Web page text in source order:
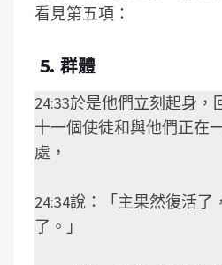
看見第五項：
5. 群體
24:33於是他們立刻起身
十一個使徒和與他們正在
處，
24:34說：「主果然復活了
了。」